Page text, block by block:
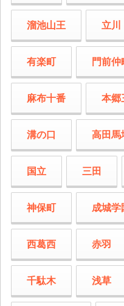
溜池山王 立川
有楽町 門前仲
麻布十番 本郷
溝の口 高田馬
国立 三田
神保町 成城学
西葛西 赤羽
千駄木 浅草